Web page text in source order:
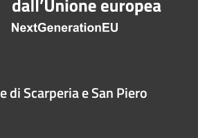
di Scarperia e San Piero